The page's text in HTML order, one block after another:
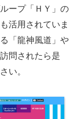
ープ「ＨＹ」の
活用されていま
「龍神風道」や
問されたら是
い。